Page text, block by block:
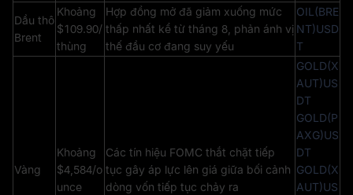
Dầu thô
Brent
Khoảng
$109.90/
thùng
Hợp đồng mở đã giảm xuống mức
thấp nhất kể từ tháng 8, phản ánh vị
thế đầu cơ đang suy yếu
OIL(BRE
NT)USD
T
Vàng
Khoảng
$4,584/o
unce
Các tín hiệu FOMC thắt chặt tiếp
tục gây áp lực lên giá giữa bối cảnh
dòng vốn tiếp tục chảy ra
GOLD(X
AUT)US
DT
GOLD(P
AXG)US
DT
GOLD(X
AUT)US